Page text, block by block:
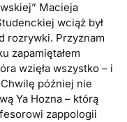
Macieja
wciąż był
rozrywki. Przyznam
zapamiętałem
wzięła wszystko – i
później nie
Ya Hozna – którą
zappologii